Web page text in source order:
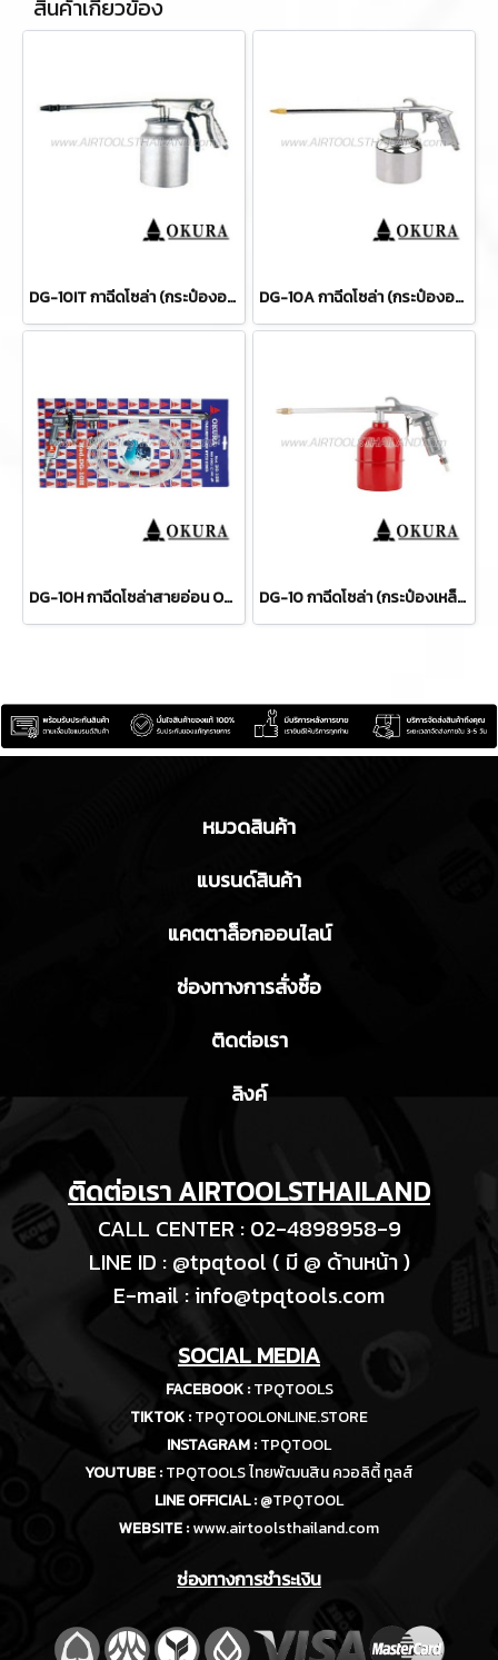
สินค้าเกี่ยวข้อง
DG-10IT กาฉีดโซล่า (กระป๋องอลูมิเนียม-ปรับระดับได้) OKURA DG-10A กาฉีดโซล่า (กระป๋องอลูมิเนียม) OKURA
DG-10H กาฉีดโซล่าสายอ่อน OKURA DG-10 กาฉีดโซล่า (กระป๋องเหล็ก) OKURA
หมวดสินค้า
แบรนด์สินค้า
แคตตาล็อกออนไลน์
ช่องทางการสั่งซื้อ
ติดต่อเรา
ลิงค์
ติดต่อเรา AIRTOOLSTHAILAND
CALL CENTER : 02-4898958-9
LINE ID : @tpqtool ( มี @ ด้านหน้า )
E-mail :info@tpqtools.com
SOCIAL MEDIA
FACEBOOK : TPQTOOLS
TIKTOK :TPQTOOLONLINE.STORE
INSTAGRAM :TPQTOOL
YOUTUBE :TPQTOOLS ไทยพัฒนสิน ควอลิตี้ ทูลส์
LINE OFFICIAL :@TPQTOOL
WEBSITE :www.airtoolsthailand.com
ช่องทางการชำระเงิน